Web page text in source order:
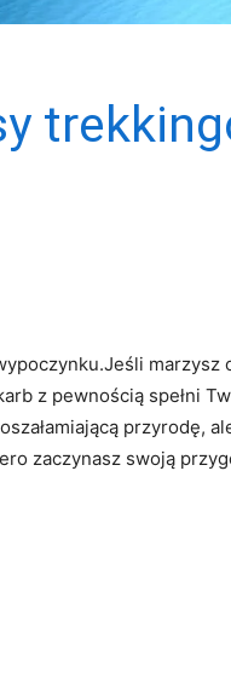
⁢marzysz​
z pewnością spełni
przyrodę,
zaczynasz swoją